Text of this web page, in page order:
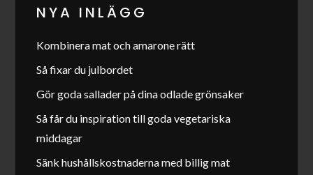
NYA INLÄGG
Kombinera mat och amarone rätt
Så fixar du julbordet
Gör goda sallader på dina odlade grönsaker
Så får du inspiration till goda vegetariska
middagar
Sänk hushållskostnaderna med billig mat